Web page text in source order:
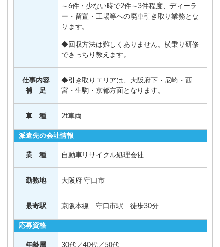
～6件・少ない時で2件～3件程度、ディーラ
ー・留置・工場等への廃車引き取り業務とな
ります。
◆回収方法は難しくありません。横乗り研修
できっちり教えます。
仕事内容
補 足
◆引き取りエリアは、大阪府下・尼崎・西
宮・生駒・京都方面となります。
車 種 2t車両
派遣先の会社情報
業 種 自動車リサイクル処理会社
勤務地 大阪府 守口市
最寄駅 京阪本線 守口市駅 徒歩30分
応募資格
年齢層 30代／40代／50代